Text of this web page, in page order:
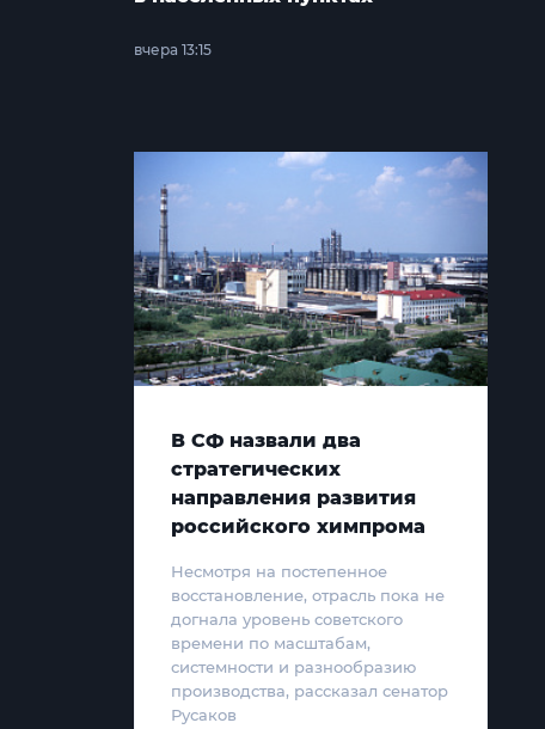
вчера 13:15
В СФ назвали два
стратегических
направления развития
российского химпрома
Несмотря на постепенное
восстановление, отрасль пока не
догнала уровень советского
времени по масштабам,
системности и разнообразию
производства, рассказал сенатор
Русаков